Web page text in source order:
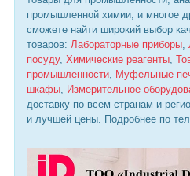
промышленной химии, и многое
сможете найти широкий выбор
товаров: Лабораторные приборы
посуду, Химические реагенты
промышленности
Муфельные
шкафы
Измерительное
доставку по всем странам и
и лучшей цены. Подробнее по